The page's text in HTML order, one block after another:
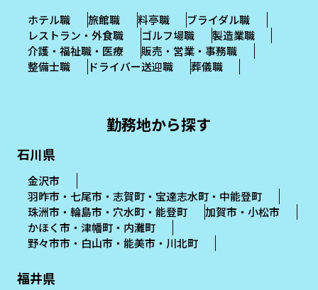
ホテル職 旅館職 料亭職
ブライダル職
レストラン・外食職
ゴルフ場職
製造業職
介護・福祉職・医療
販売・営業・事務職
整備士職
ドライバー送迎職 葬儀職
勤務地から探す
石川県
金沢市
羽昨市・七尾市・志賀町・宝達志水町・中能登町
珠洲市・輪島市・穴水町・能登町
加賀市・小松市
かほく市・津幡町・内灘町
野々市市・白山市・能美市・川北町
福井県